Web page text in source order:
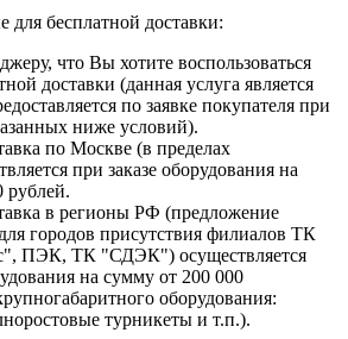
для бесплатной доставки:
что Вы хотите воспользоваться
доставки (данная услуга является
по заявке покупателя при
ниже условий).
по Москве (в пределах
при заказе оборудования на
рублей.
в регионы РФ (предложение
городов присутствия филиалов ТК
ПЭК, ТК "СДЭК") осуществляется
на сумму от 200 000
оборудования:
турникеты и т.п.).